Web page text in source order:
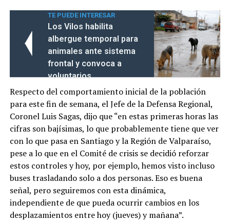
TE PUEDE INTERESAR
Los Vilos habilita
albergue temporal para
animales ante sistema
frontal y convoca a
voluntarios
Respecto del comportamiento inicial de la población
para este fin de semana, el Jefe de la Defensa Regional,
Coronel Luis Sagas, dijo que “en estas primeras horas las
cifras son bajísimas, lo que probablemente tiene que ver
con lo que pasa en Santiago y la Región de Valparaíso,
pese a lo que en el Comité de crisis se decidió reforzar
estos controles y hoy, por ejemplo, hemos visto incluso
buses trasladando solo a dos personas. Eso es buena
señal, pero seguiremos con esta dinámica,
independiente de que pueda ocurrir cambios en los
desplazamientos entre hoy (jueves) y mañana”.